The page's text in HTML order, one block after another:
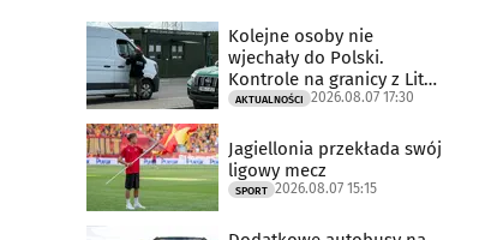
Kolejne osoby nie
wjechały do Polski.
Kontrole na granicy z Litwą
trwają
AKTUALNOŚCI 2026.08.07 17:30
Jagiellonia przekłada swój
ligowy mecz
SPORT 2026.08.07 15:15